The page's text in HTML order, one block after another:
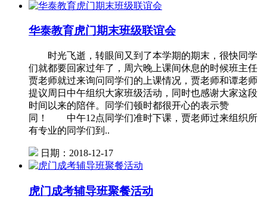
华泰教育虎门期末班级联谊会
时光飞逝，转眼间又到了本学期的期末，很快同学
们就都要回家过年了，周六晚上课间休息的时候班主任
贾老师就过来询问同学们的上课情况，贾老师和谭老师
提议周日中午组织大家班级活动，同时也感谢大家这段
时间以来的陪伴。同学们顿时都很开心的表示赞
同！ 中午12点同学们准时下课，贾老师过来组织所
有专业的同学们到..
日期：2018-12-17
虎门成考辅导班聚餐活动